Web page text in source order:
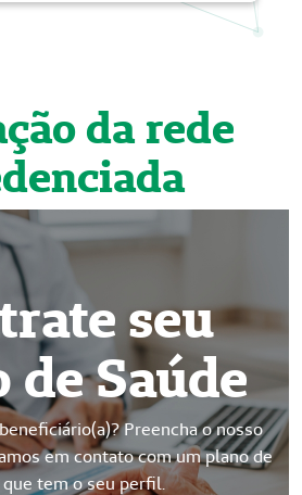
da rede
seu
de Saúde
Preencha o nosso
em contato com um plano de
que tem o seu perfil.